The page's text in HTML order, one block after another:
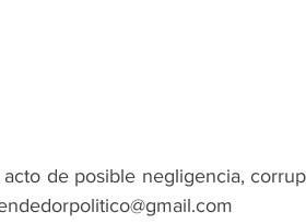
de posible negligencia,